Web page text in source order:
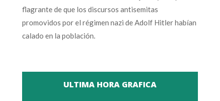
flagrante de que los discursos antisemitas
promovidos por el régimen nazi de Adolf Hitler habían
calado en la población.
ULTIMA HORA GRAFICA